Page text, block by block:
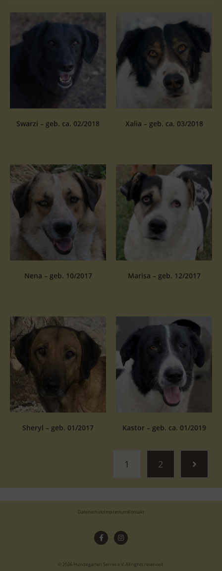
Swarzi – geb. ca. 02/2018 Xalia – geb. ca. 03/2018
Nena – geb. 10/2017 Marisa – geb. 12/2017
Sheryl – geb. 01/2017 Kastor – geb. ca. 01/2019
1 2
© 2026 Hundegarten Serres e.V. All rights reserved.
DatenschutzImpressumKontakt